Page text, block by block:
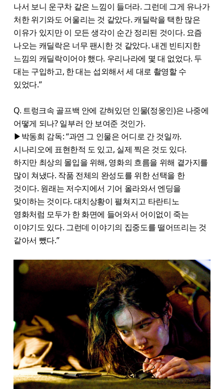
나서 보니 운구차 같은 느낌이 들더라. 그런데 그게 유나가
처한 위기와도 어울리는 것 같았다. 캐딜락을 택한 많은
이유가 있지만 이 모든 생각이 순간 정리된 것이다. 요즘
나오는 캐딜락은 너무 팬시한 것 같았다. 내겐 빈티지한
느낌의 캐딜락이어야 했다. 우리나라에 몇 대 없었다. 두
대는 구입하고, 한 대는 섭외해서 세 대로 촬영할 수
있었다.”
Q. 트렁크속 골프백 안에 갇혀있던 인물(정웅인)은 나중에
어떻게 되나? 일부러 안 보여준 것인가.
▶박동희 감독: “과연 그 인물은 어디로 간 것일까.
시나리오에 표현한적 도 있고, 실제 찍은 것도 있다.
하지만 최상의 몰입을 위해, 영화의 흐름을 위해 곁가지를
많이 쳐냈다. 작품 전체의 완성도를 위한 선택을 한
것이다. 원래는 저수지에서 기어 올라와서 엔딩을
맞이하는 것이다. 대치상황이 펼쳐지고 타란티노
영화처럼 모두가 한 화면에 들어와서 어이없이 죽는
이야기도 있다. 그런데 이야기의 집중도를 떨어뜨리는 것
같아서 뺐다.”